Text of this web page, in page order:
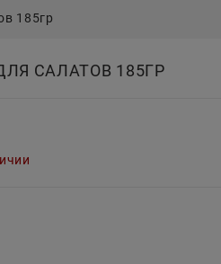
185гр
САЛАТОВ 185ГР